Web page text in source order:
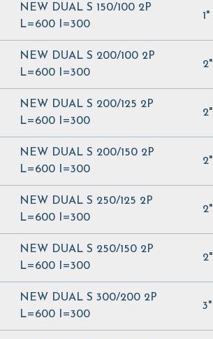
NEW DUAL S 150/100 2P
L=600 I=300
NEW DUAL S 200/100 2P
L=600 I=300
NEW DUAL S 200/125 2P
L=600 I=300
NEW DUAL S 200/150 2P
L=600 I=300
NEW DUAL S 250/125 2P
L=600 I=300
NEW DUAL S 250/150 2P
L=600 I=300
NEW DUAL S 300/200 2P
L=600 I=300